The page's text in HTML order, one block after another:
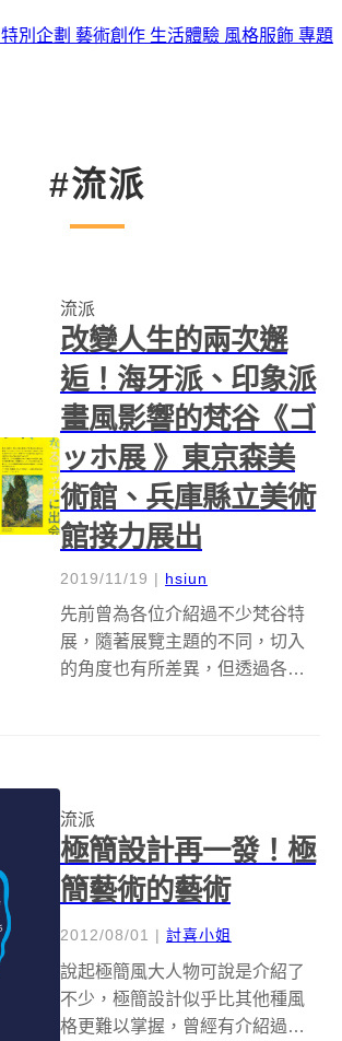
特別企劃 藝術創作 生活體驗 風格服飾 專題
#流派
流派
改變人生的兩次邂
逅！海牙派、印象派
畫風影響的梵谷《ゴ
ッホ展 》東京森美
術館、兵庫縣立美術
館接力展出
2019/11/19 | hsiun
先前曾為各位介紹過不少梵谷特
展，隨著展覽主題的不同，切入
的角度也有所差異，但透過各種
流派
極簡設計再一發！極
簡藝術的藝術
2012/08/01 | 討喜小姐
說起極簡風大人物可說是介紹了
不少，極簡設計似乎比其他種風
格更難以掌握，曾經有介紹過迪